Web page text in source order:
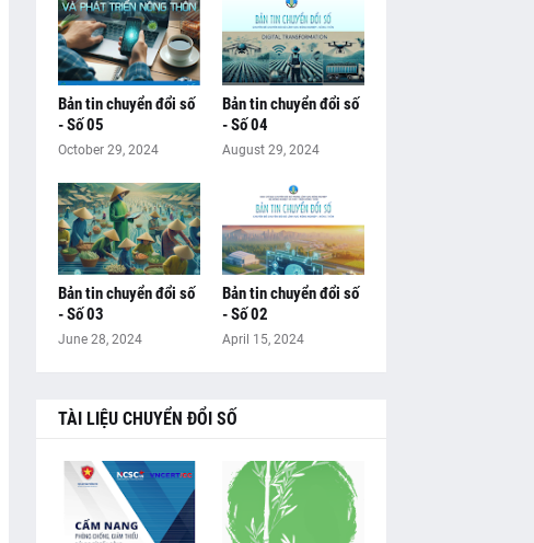
Bản tin chuyển đổi số
- Số 05
October 29, 2024
Bản tin chuyển đổi số
- Số 04
August 29, 2024
Bản tin chuyển đổi số
- Số 03
June 28, 2024
Bản tin chuyển đổi số
- Số 02
April 15, 2024
TÀI LIỆU CHUYỂN ĐỔI SỐ